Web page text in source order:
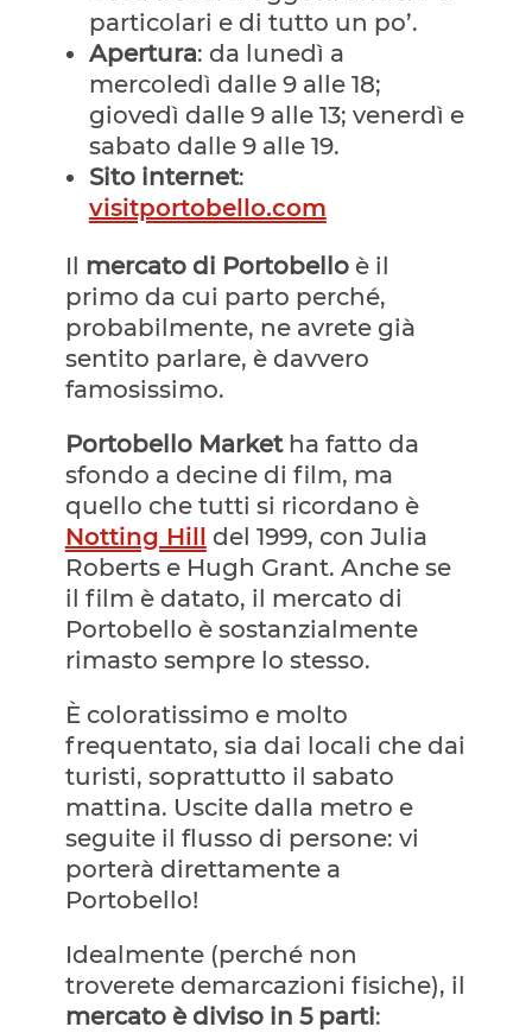
particolari e di tutto un po’.
Apertura: da lunedì a
mercoledì dalle 9 alle 18;
giovedì dalle 9 alle 13; venerdì e
sabato dalle 9 alle 19.
Sito internet:
visitportobello.com
Il mercato di Portobelloè il
primo da cui parto perché,
probabilmente, ne avrete già
sentito parlare, è davvero
famosissimo.
Portobello Marketha fatto da
sfondo a decine di film, ma
quello che tutti si ricordano è
Notting Hill del 1999, con Julia
Roberts e Hugh Grant. Anche se
il film è datato, il mercato di
Portobello è sostanzialmente
rimasto sempre lo stesso.
È coloratissimo e molto
frequentato, sia dai locali che dai
turisti, soprattutto il sabato
mattina. Uscite dalla metro e
seguite il flusso di persone: vi
porterà direttamente a
Portobello!
Idealmente (perché non
troverete demarcazioni fisiche), il
mercato è diviso in 5 parti: